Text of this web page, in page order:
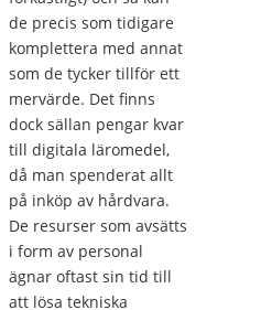
de precis som tidigare
komplettera med annat
som de tycker tillför ett
mervärde. Det finns
dock sällan pengar kvar
till digitala läromedel,
då man spenderat allt
på inköp av hårdvara.
De resurser som avsätts
i form av personal
ägnar oftast sin tid till
att lösa tekniska